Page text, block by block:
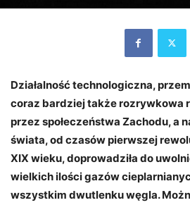
Działalność technologiczna,
coraz bardziej także rozrywkowa
przez społeczeństwa Zachodu, a
świata, od czasów pierwszej
XIX wieku, doprowadziła do
wielkich ilości gazów
wszystkim dwutlenku węgla.